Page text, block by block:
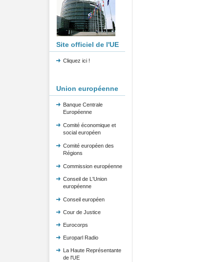
Site officiel de l'UE
Cliquez ici !
Union européenne
Banque Centrale
Européenne
Comité économique et
social européen
Comité européen des
Régions
Commission européenne
Conseil de L'Union
européenne
Conseil européen
Cour de Justice
Eurocorps
Europarl Radio
La Haute Représentante
de l'UE